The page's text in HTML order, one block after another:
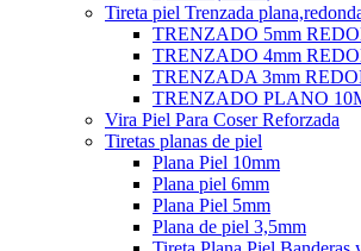
Tireta piel Trenzada
TRENZADO 5mm
TRENZADO 4mm
TRENZADA 3mm
TRENZADO PLANO
Vira Piel Para Coser Reforzada
Tiretas planas de piel
Plana Piel 10mm
Plana piel 6mm
Plana Piel 5mm
Plana de piel 3,5mm